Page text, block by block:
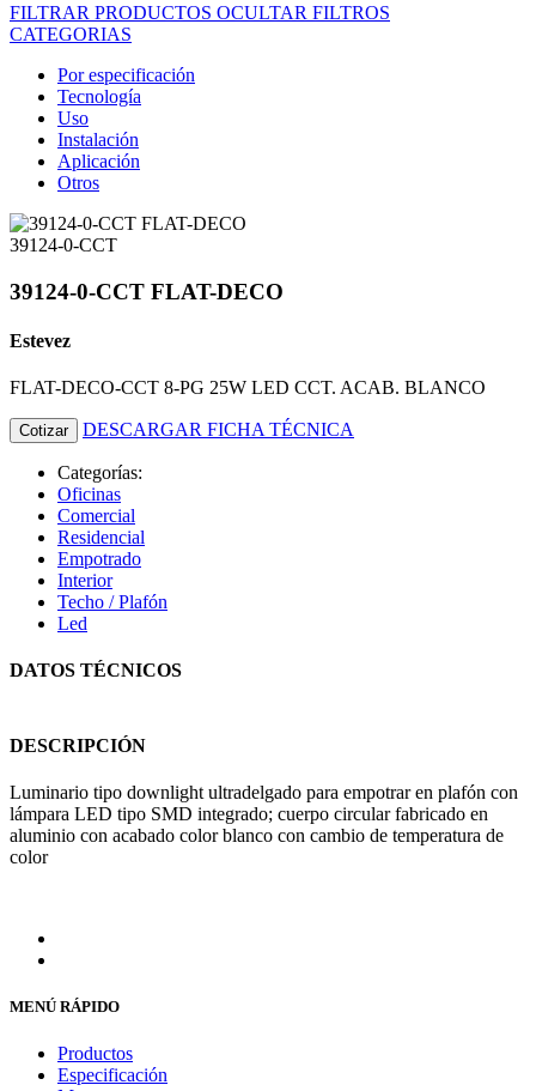
FILTRAR PRODUCTOS OCULTAR FILTROS
CATEGORIAS
Por especificación
Tecnología
Uso
Instalación
Aplicación
Otros
39124-0-CCT
39124-0-CCT FLAT-DECO
Estevez
FLAT-DECO-CCT 8-PG 25W LED CCT. ACAB. BLANCO
Cotizar DESCARGAR FICHA TÉCNICA
Categorías:
Oficinas
Comercial
Residencial
Empotrado
Interior
Techo / Plafón
Led
DATOS TÉCNICOS
DESCRIPCIÓN
Luminario tipo downlight ultradelgado para empotrar en plafón con
lámpara LED tipo SMD integrado; cuerpo circular fabricado en
aluminio con acabado color blanco con cambio de temperatura de
color
MENÚ RÁPIDO
Productos
Especificación